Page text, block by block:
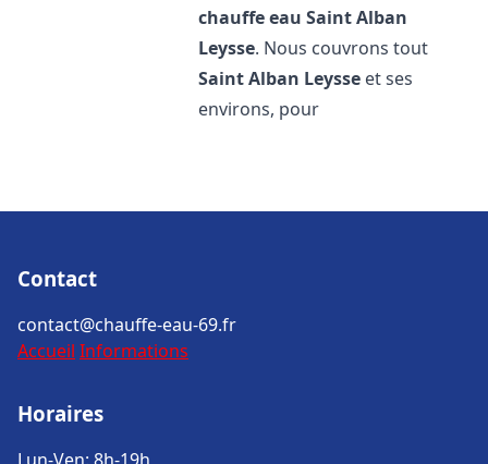
chauffe eau Saint Alban
Leysse. Nous couvrons tout
Saint Alban Leysse et ses
environs, pour
Contact
contact@chauffe-eau-69.fr
Accueil Informations
Horaires